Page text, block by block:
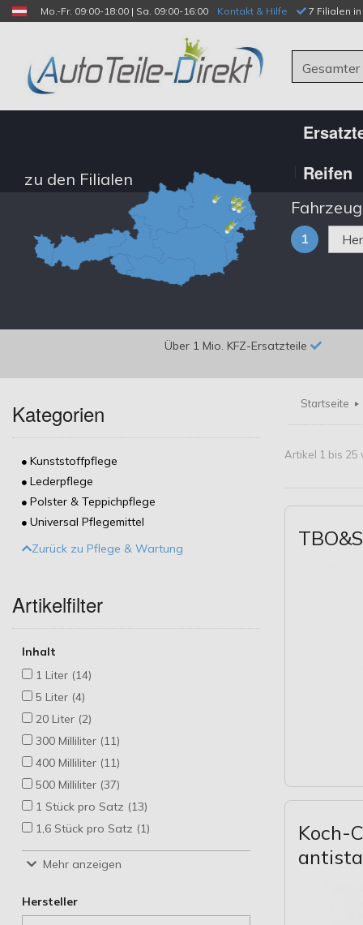
Mo.-Fr. 09:00-18:00 | Sa. 09:00-16:00 Kontakt & Hilfe 7 Filialen
Gesamter
Reifen
zu den Filialen
1
Über 1 Mio. KFZ-Ersatzteile
Startseite
Artikel 1 bis 25
Koch-
Kategorien
Kunststoffpflege
Lederpflege
Polster & Teppichpflege
Universal Pflegemittel
Zurück zu Pflege & Wartung
Artikelfilter
Inhalt
1 Liter (14)
5 Liter (4)
20 Liter (2)
300 Milliliter (11)
400 Milliliter (11)
500 Milliliter (37)
1 Stück pro Satz (13)
1,6 Stück pro Satz (1)
10 Liter (3)
10 Stück pro Satz (2)
100 Milliliter (2)
150 Milliliter (2)
Mehr anzeigen
Hersteller